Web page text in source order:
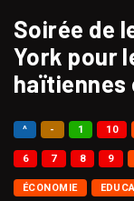
Soirée de
York pour
haïtiennes
^ - 1 10
6 7 8 9
ÉCONOMIE